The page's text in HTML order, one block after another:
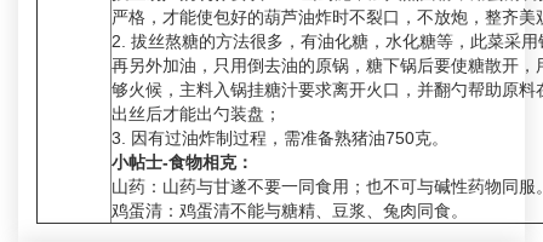
严格，才能使包好的葫芦油炸时不裂口，不放炮，整齐美
2. 拔丝熬糖的方法很多，有油化糖，水化糖等，此菜采
再另外加油，只用倒去油的原锅，糖下锅后要使糖散开，
够火候，主料入锅挂糖汁要求离开火口，并翻勺帮助原料
出丝后才能出勺装盘；
3. 因有过油炸制过程，需准备熟猪油750克。
小帖士-食物相克：
山药：山药与甘遂不要一同食用；也不可与碱性药物同服
鸡蛋清：鸡蛋清不能与糖精、豆浆、兔肉同食。